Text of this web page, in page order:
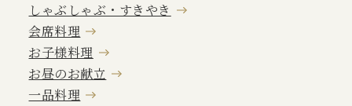
しゃぶしゃぶ・すきやき
会席料理
お子様料理
お昼のお献立
一品料理